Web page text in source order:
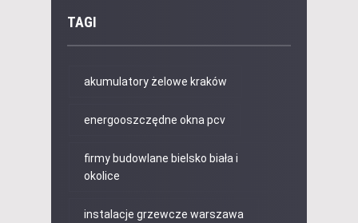
TAGI
akumulatory żelowe kraków
energooszczędne okna pcv
firmy budowlane bielsko biała i
okolice
instalacje grzewcze warszawa